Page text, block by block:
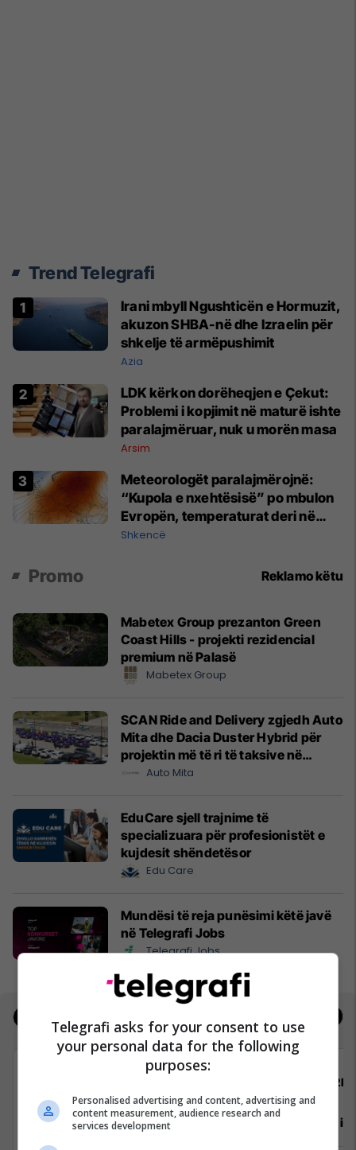
Trend Telegrafi
Irani mbyll Ngushticën e Hormuzit,
akuzon SHBA-në dhe Izraelin për
shkelje të armëpushimit
Azia
LDK kërkon dorëheqjen e Çekut:
Problemi i kopjimit në maturë ishte
paralajmëruar, nuk u morën masa
Arsim
Meteorologët paralajmërojnë:
“Kupola e nxehtësisë” po mbulon
Evropën, temperaturat deri në
45°C
Shkencë
Promo Reklamo këtu
Mabetex Group prezanton Green
Coast Hills - projekti rezidencial
premium në Palasë
Mabetex Group
SCAN Ride and Delivery zgjedh Auto
Mita dhe Dacia Duster Hybrid për
projektin më të ri të taksive në
Prishtinë
Auto Mita
EduCare sjell trajnime të
specializuara për profesionistët e
kujdesit shëndetësor
Edu Care
Mundësi të reja punësimi këtë javë
në Telegrafi Jobs
Telegrafi Jobs
Gazetar/e për edicionin Telegrafi
Inxhinier i
Telegrafi asks for your consent to use
your personal data for the following
purposes:
Personalised advertising and content, advertising and
content measurement, audience research and
services development